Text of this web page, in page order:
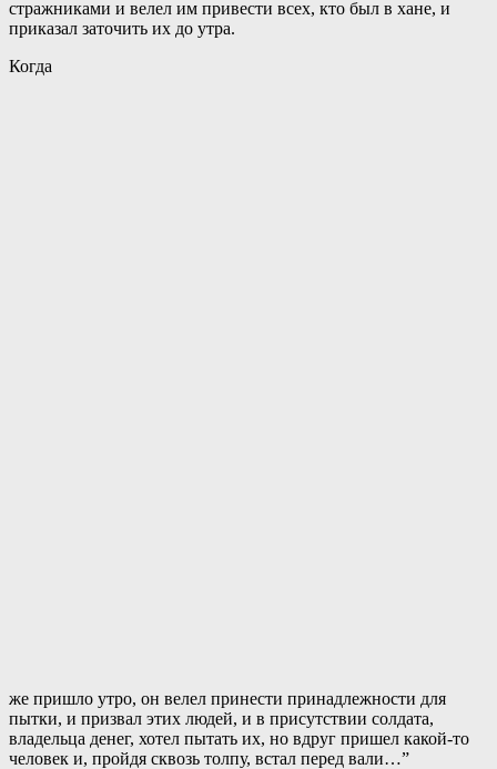
стражниками и велел им привести всех, кто был в хане, и
приказал заточить их до утра.
Когда
же пришло утро, он велел принести принадлежности для
пытки, и призвал этих людей, и в присутствии солдата,
владельца денег, хотел пытать их, но вдруг пришел какой-то
человек и, пройдя сквозь толпу, встал перед вали…”